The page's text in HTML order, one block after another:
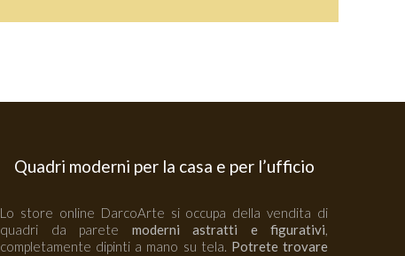
Quadri moderni per la casa e per l’ufficio
Lo store online DarcoArte si occupa della vendita di
quadri da parete moderni astratti e figurativi,
completamente dipinti a mano su tela. Potrete trovare